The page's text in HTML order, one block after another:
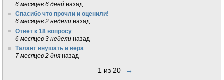
6 месяцев 6 дней назад
Спасибо что прочли и оценили!
6 месяцев 2 недели назад
Ответ к 18 вопросу
6 месяцев 3 недели назад
Талант внушать и вера
7 месяцев 2 дня назад
1 из 20 →